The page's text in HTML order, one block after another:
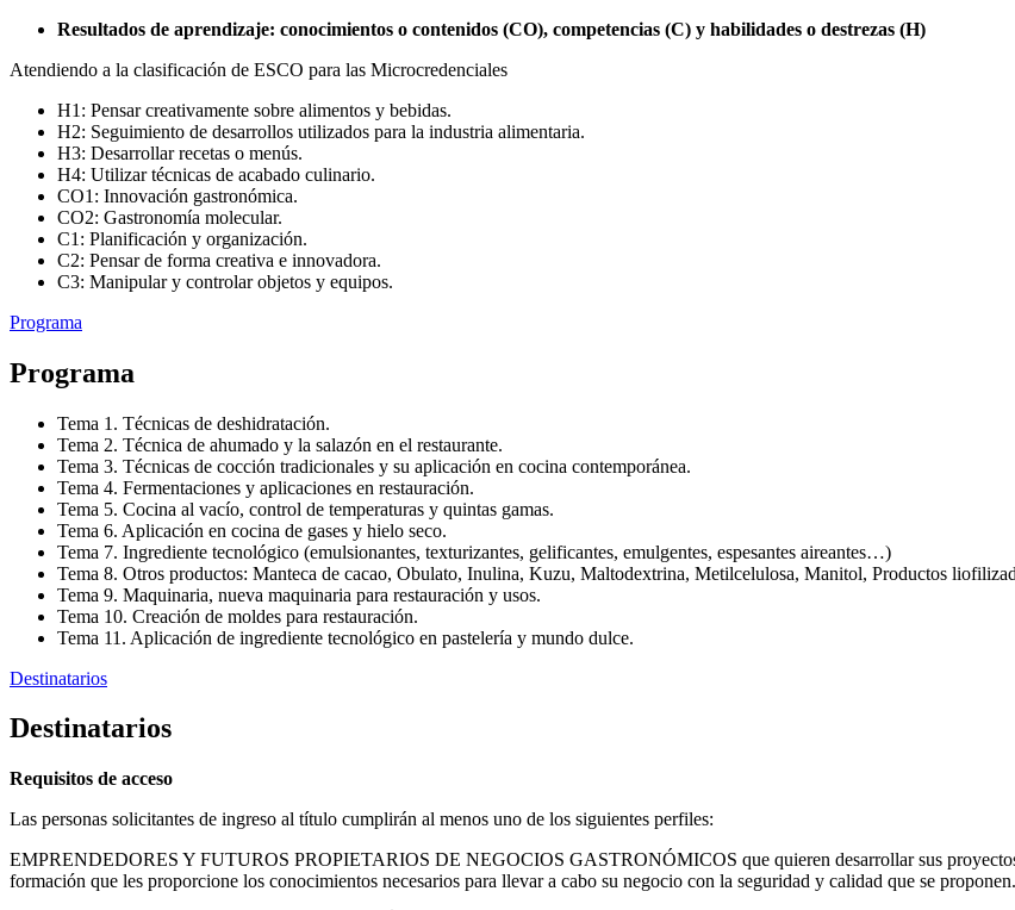
Resultados de aprendizaje: conocimientos o contenidos (CO), competencias (C) y habilidades o destrezas (H)
Atendiendo a la clasificación de ESCO para las Microcredenciales
H1: Pensar creativamente sobre alimentos y bebidas.
H2: Seguimiento de desarrollos utilizados para la industria alimentaria.
H3: Desarrollar recetas o menús.
H4: Utilizar técnicas de acabado culinario.
CO1: Innovación gastronómica.
CO2: Gastronomía molecular.
C1: Planificación y organización.
C2: Pensar de forma creativa e innovadora.
C3: Manipular y controlar objetos y equipos.
Programa
Programa
Tema 1. Técnicas de deshidratación.
Tema 2. Técnica de ahumado y la salazón en el restaurante.
Tema 3. Técnicas de cocción tradicionales y su aplicación en cocina contemporánea.
Tema 4. Fermentaciones y aplicaciones en restauración.
Tema 5. Cocina al vacío, control de temperaturas y quintas gamas.
Tema 6. Aplicación en cocina de gases y hielo seco.
Tema 7. Ingrediente tecnológico (emulsionantes, texturizantes, gelificantes, emulgentes, espesantes aireantes…)
Tema 8. Otros productos: Manteca de cacao, Obulato, Inulina, Kuzu, Maltodextrina, Metilcelulosa, Manitol, Productos
Tema 9. Maquinaria, nueva maquinaria para restauración y usos.
Tema 10. Creación de moldes para restauración.
Tema 11. Aplicación de ingrediente tecnológico en pastelería y mundo dulce.
Destinatarios
Destinatarios
Requisitos de acceso
Las personas solicitantes de ingreso al título cumplirán al menos uno de los siguientes perfiles:
EMPRENDEDORES Y FUTUROS PROPIETARIOS DE NEGOCIOS GASTRONÓMICOS que quieren desarrollar sus proyectos
formación que les proporcione los conocimientos necesarios para llevar a cabo su negocio con la seguridad y calidad que se proponen.